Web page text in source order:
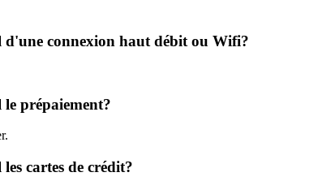
connexion haut débit ou Wifi?
prépaiement?
cartes de crédit?